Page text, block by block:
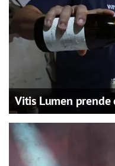
Vitis Lumen prende